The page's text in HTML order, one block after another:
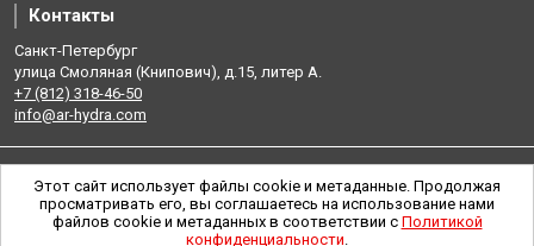
Этот сайт использует файлы cookie и метаданные. Продолжая
просматривать его, вы соглашаетесь на использование нами
файлов cookie и метаданных в соответствии с Политикой
конфиденциальности.
Контакты
Санкт-Петербург
улица Смоляная (Книпович), д.15, литер А.
+7 (812) 318-46-50
info@ar-hydra.com